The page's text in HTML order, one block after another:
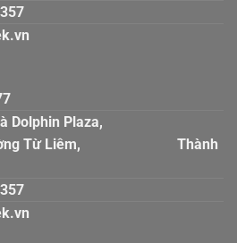
nhà Dolphin Plaza,
Phường Từ Liêm, Thành